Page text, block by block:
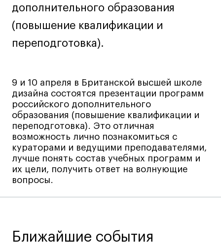
Навыки предпринимателя и управленца
Онлайн
Маркетинг и генерация лидов
Очно + онлайн
Все программы
Техникум
Специалист кино- и медиапродакшена
Графический дизайнер
Цифровой маркетолог
Все программы
дополнительного образования
(повышение квалификации и
переподготовка).
9 и 10 апреля в Британской высшей школе
дизайна состоятся презентации программ
российского дополнительного
образования (повышение квалификации и
переподготовка). Это отличная
возможность лично познакомиться с
кураторами и ведущими преподавателями,
лучше понять состав учебных программ и
их цели, получить ответ на волнующие
вопросы.
Ближайшие события